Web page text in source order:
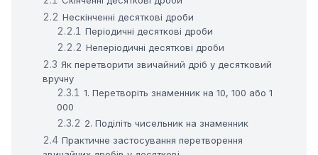
Нескінченні десяткові дроби
Періодичні десяткові дроби
Неперіодичні десяткові дроби
Як перетворити звичайний дріб у десятковий
вручну
1. Перетворіть знаменник на 10, 100 або 1
000
2. Поділіть чисельник на знаменник
Практичне застосування перетворення